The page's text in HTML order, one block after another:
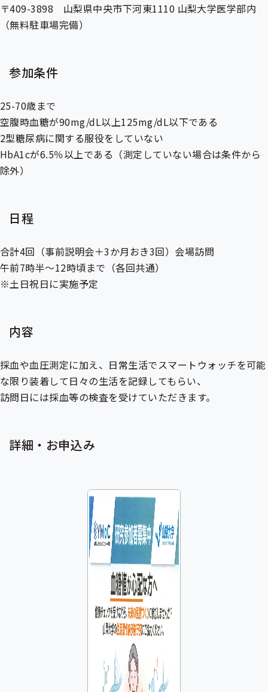
〒409-3898 山梨県中央市下河東1110 山梨大学医学部内
（無料駐車場完備）
参加条件
25-70歳まで
空腹時血糖が90mg/dL以上125mg/dL以下である
2型糖尿病に関する服役をしていない
HbA1cが6.5％以上である（測定していない場合は条件から
除外）
日程
合計4回（事前説明会＋3か月おき3回）会場訪問
午前7時半～12時頃まで（各回共通）
※土日祝日に実施予定
内容
採血や血圧測定に加え、日常生活でスマートウォッチを可能
な限り装着して日々の生活を記録してもらい、
訪問日には採血等の検査を受けていただきます。
詳細・お申込み